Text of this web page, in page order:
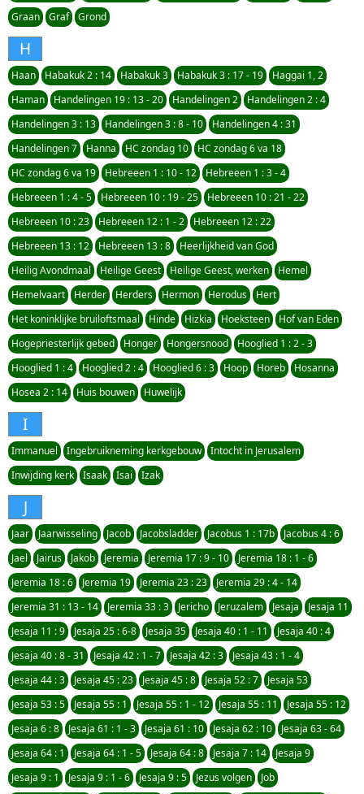
Graan
Graf Grond
H
Haan Habakuk 2 : 14 Habakuk 3 Habakuk 3 : 17 - 19
Haggai 1, 2
Haman
Handelingen 19 : 13 - 20 Handelingen 2
Handelingen 2 : 4
Handelingen 3 : 13
Handelingen 3 : 8 - 10
Handelingen 4 : 31
Handelingen 7
Hanna HC zondag 10
HC zondag 6 va 18
HC zondag 6 va 19
Hebreeen 1 : 10 - 12
Hebreeen 1 : 3 - 4
Hebreeen 1 : 4 - 5
Hebreeen 10 : 19 - 25
Hebreeen 10 : 21 - 22
Hebreeen 10 : 23
Hebreeen 12 : 1 - 2
Hebreeen 12 : 22
Hebreeen 13 : 12
Hebreeen 13 : 8
Heerlijkheid van God
Heilig Avondmaal
Heilige Geest Heilige Geest, werken
Hemel
Hemelvaart
Herder Herders Hermon Herodus
Hert
Het koninklijke bruiloftsmaal
Hinde Hizkia Hoeksteen
Hof van Eden
Hogepriesterlijk gebed
Honger Hongersnood
Hooglied 1 : 2 - 3
Hooglied 1 : 4
Hooglied 2 : 4 Hooglied 6 : 3 Hoop Horeb
Hosanna
Hosea 2 : 14
Huis bouwen Huwelijk
I
Immanuel Ingebruikneming kerkgebouw
Intocht in Jerusalem
Inwijding kerk
Isaak Isai Izak
J
Jaar Jaarwisseling Jacob Jacobsladder Jacobus 1 : 17b
Jacobus 4 : 6
Jael
Jairus Jakob Jeremia Jeremia 17 : 9 - 10
Jeremia 18 : 1 - 6
Jeremia 18 : 6
Jeremia 19 Jeremia 23 : 23
Jeremia 29 : 4 - 14
Jeremia 31 : 13 - 14
Jeremia 33 : 3 Jericho Jeruzalem Jesaja
Jesaja 11
Jesaja 11 : 9
Jesaja 25 : 6-8 Jesaja 35 Jesaja 40 : 1 - 11
Jesaja 40 : 4
Jesaja 40 : 8 - 31
Jesaja 42 : 1 - 7 Jesaja 42 : 3
Jesaja 43 : 1 - 4
Jesaja 44 : 3
Jesaja 45 : 23 Jesaja 45 : 8 Jesaja 52 : 7
Jesaja 53
Jesaja 53 : 5
Jesaja 55 : 1 Jesaja 55 : 1 - 12 Jesaja 55 : 11
Jesaja 55 : 12
Jesaja 6 : 8
Jesaja 61 : 1 - 3 Jesaja 61 : 10 Jesaja 62 : 10
Jesaja 63 - 64
Jesaja 64 : 1
Jesaja 64 : 1 - 5 Jesaja 64 : 8 Jesaja 7 : 14
Jesaja 9
Jesaja 9 : 1
Jesaja 9 : 1 - 6 Jesaja 9 : 5 Jezus volgen
Job